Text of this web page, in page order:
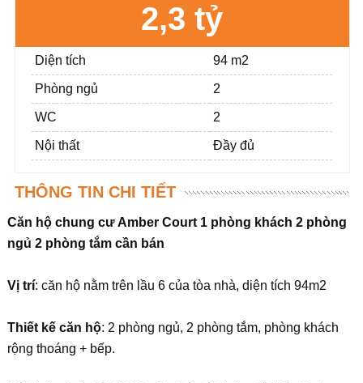
2,3 tỷ
Diện tích 94 m2
Phòng ngủ 2
WC 2
Nội thất Đầy đủ
THÔNG TIN CHI TIẾT
Căn hộ chung cư Amber Court 1 phòng khách 2 phòng
ngủ 2 phòng tắm cần bán
Vị trí: căn hộ nằm trên lầu 6 của tòa nhà, diện tích 94m2
Thiết kế căn hộ: 2 phòng ngủ, 2 phòng tắm, phòng khách
rộng thoáng + bếp.